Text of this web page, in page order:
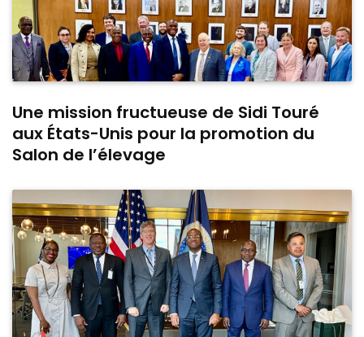
Une mission fructueuse de Sidi Touré
aux États-Unis pour la promotion du
Salon de l’élevage